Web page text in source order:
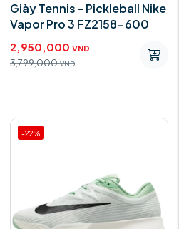
Giày Tennis - Pickleball Nike
Vapor Pro 3 FZ2158-600
2,950,000 VND
3,799,000 VND
-22%